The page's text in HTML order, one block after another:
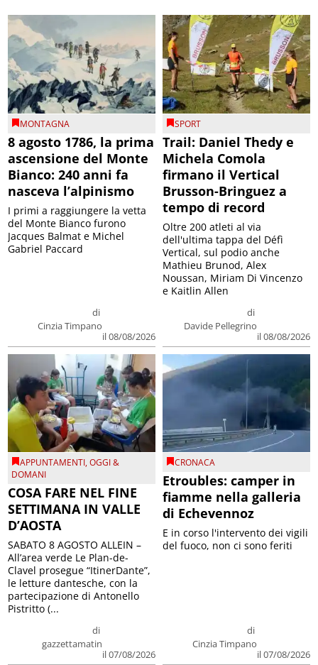
MONTAGNA
8 agosto 1786, la prima
ascensione del Monte
Bianco: 240 anni fa
nasceva l’alpinismo
di
Cinzia Timpano
il 08/08/2026
I primi a raggiungere la vetta
del Monte Bianco furono
Jacques Balmat e Michel
Gabriel Paccard
SPORT
Trail: Daniel Thedy e
Michela Comola
firmano il Vertical
Brusson-Bringuez a
tempo di record
di
Davide Pellegrino
il 08/08/2026
Oltre 200 atleti al via
dell'ultima tappa del Défì
Vertical, sul podio anche
Mathieu Brunod, Alex
Noussan, Miriam Di Vincenzo
e Kaitlin Allen
APPUNTAMENTI,OGGI &
DOMANI
COSA FARE NEL FINE
SETTIMANA IN VALLE
D’AOSTA
di
gazzettamatin
il 07/08/2026
SABATO 8 AGOSTO ALLEIN –
All’area verde Le Plan-de-
Clavel prosegue “ItinerDante”,
le letture dantesche, con la
partecipazione di Antonello
Pistritto (...
CRONACA
Etroubles: camper in
fiamme nella galleria
di Echevennoz
di
Cinzia Timpano
il 07/08/2026
E in corso l'intervento dei vigili
del fuoco, non ci sono feriti